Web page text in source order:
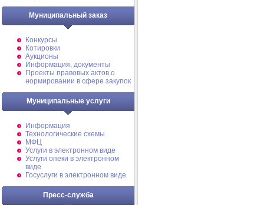
Муниципальный заказ
Конкурсы
Котировки
Аукционы
Информация, документы
Проекты правовых актов о
нормировании в сфере закупок
Муниципальные услуги
Информация
Технологические схемы
МФЦ
Услуги в электронном виде
Услуги опеки в электронном
виде
Госуслуги в электронном виде
Пресс-служба